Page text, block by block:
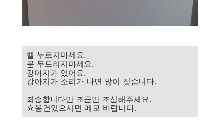
벨 누르지마세요.
문 두드리지마세요.
강아지가 있어요.
강아지가 소리가 나면 많이 짖습니다.
죄송합니다만 조금만 조심해주세요.
☆용건있으시면 메모 바랍니다.